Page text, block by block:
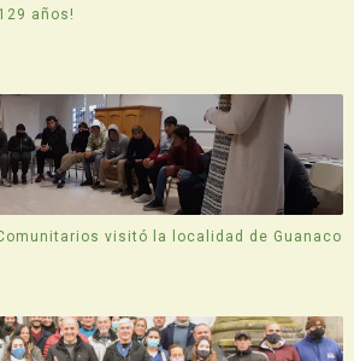
años!
visitó la localidad de Guanaco